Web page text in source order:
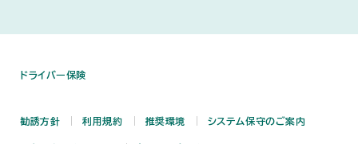
ドライバー保険
勧誘方針 利用規約 推奨環境 システム保守のご案内